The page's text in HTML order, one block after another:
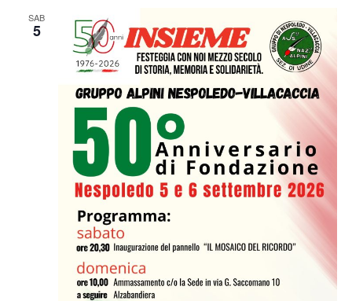
SAB
5